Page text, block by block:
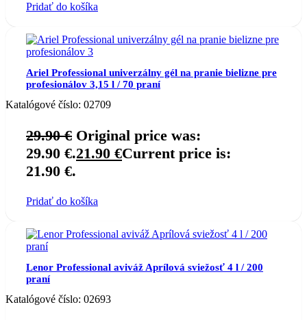
Pridať do košíka
Ariel Professional univerzálny gél na pranie bielizne pre
profesionálov 3,15 l / 70 praní
Katalógové číslo: 02709
29.90€ Original price was:
29.90 €.21.90 €Current price is:
21.90 €.
Pridať do košíka
Lenor Professional aviváž Aprílová sviežosť 4 l / 200
praní
Katalógové číslo: 02693